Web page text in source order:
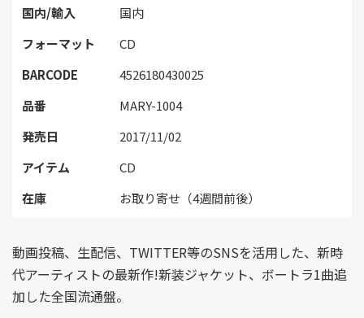
国内/輸入
国内
フォーマット
CD
BARCODE
4526180430025
品番
MARY-1004
発売日
2017/11/02
アイテム
CD
在庫
お取り寄せ（4週間前後）
動画投稿、生配信、TWITTER等のSNSを活用した、新時
代アーティストの最新作!新装ジャケット、ボートラ1曲追
加した全国流通盤。